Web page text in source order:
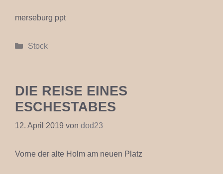
merseburg ppt
Kategorien
Stock
DIE REISE EINES
ESCHESTABES
12. April 2019 von dod23
Vorne der alte Holm am neuen Platz